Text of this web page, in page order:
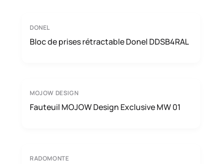
DONEL
Bloc de prises rétractable Donel DDSB4RAL
MOJOW DESIGN
Fauteuil MOJOW Design Exclusive MW 01
RADOMONTE